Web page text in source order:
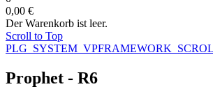
0,00 €
Der Warenkorb ist leer.
Scroll to Top
Prophet - R6